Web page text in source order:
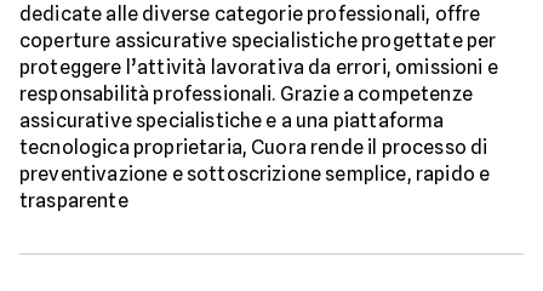
dedicate alle diverse categorie professionali, offre
coperture assicurative specialistiche progettate per
proteggere l’attività lavorativa da errori, omissioni e
responsabilità professionali. Grazie a competenze
assicurative specialistiche e a una piattaforma
tecnologica proprietaria, Cuora rende il processo di
preventivazione e sottoscrizione semplice, rapido e
trasparente